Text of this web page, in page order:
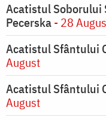
Acatistul Soborului
Pecerska- 28
Acatistul Sfântului
August
Acatistul Sfântului
August